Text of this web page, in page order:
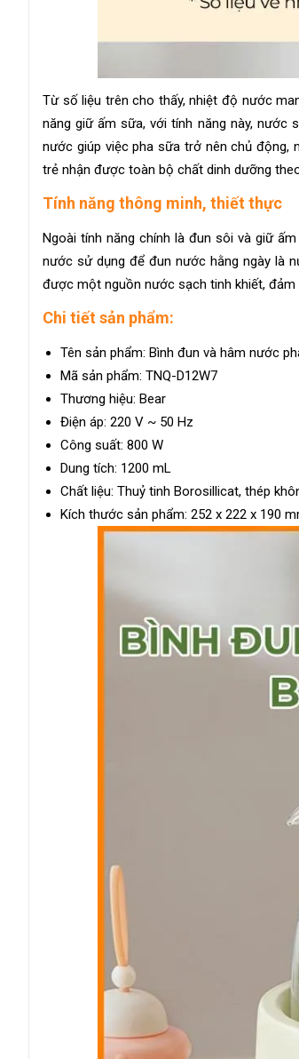
Từ số liệu trên cho thấy, nhiệt độ nước
năng giữ ấm sữa, với tính năng này,
nước giúp việc pha sữa trở nên chủ động,
trẻ nhận được toàn bộ chất dinh dưỡng
Tính năng thông minh, thiết thực
Ngoài tính năng chính là đun sôi và giữ
nước sử dụng để đun nước hằng ngày là
được một nguồn nước sạch tinh khiết,
Chi tiết sản phẩm:
Tên sản phẩm: Bình đun và hâm nước
Mã sản phẩm: TNQ-D12W7
Thương hiệu: Bear
Điện áp: 220 V ~ 50 Hz
Công suất: 800 W
Dung tích: 1200 mL
Chất liệu: Thuỷ tinh Borosillicat, thép
Kích thước sản phẩm: 252 x 222 x 190